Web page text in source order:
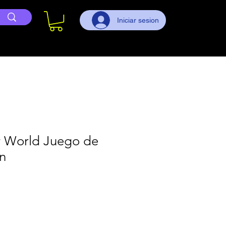
Iniciar sesion
World Juego de